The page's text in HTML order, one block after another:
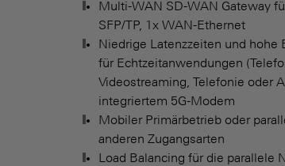
Multi-WAN SD-WAN Gateway
SFP/TP, 1x WAN-Ethernet
Niedrige Latenzzeiten und hohe
für Echtzeitanwendungen
Videostreaming, Telefonie oder
integriertem 5G-Modem
Mobiler Primärbetrieb oder
anderen Zugangsarten
Load Balancing für die parallele